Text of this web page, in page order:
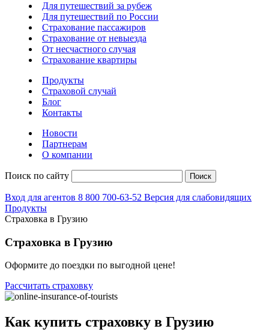
Для путешествий за рубеж
Для путешествий по России
Страхование пассажиров
Страхование от невыезда
От несчастного случая
Страхование квартиры
Продукты
Страховой случай
Блог
Контакты
Новости
Партнерам
О компании
Поиск по сайту Поиск
Вход для агентов 8 800 700-63-52 Версия для слабовидящих
Продукты
Страховка в Грузию
Страховка в Грузию
Оформите до поездки по выгодной цене!
Рассчитать страховку
Как купить страховку в Грузию